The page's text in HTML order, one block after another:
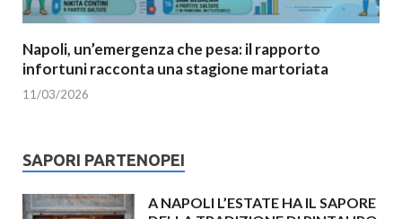
Napoli, un’emergenza che pesa: il rapporto
infortuni racconta una stagione martoriata
11/03/2026
SAPORI PARTENOPEI
A NAPOLI L’ESTATE HA IL SAPORE